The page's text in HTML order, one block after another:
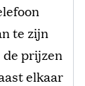
te zijn
prijzen
elkaar